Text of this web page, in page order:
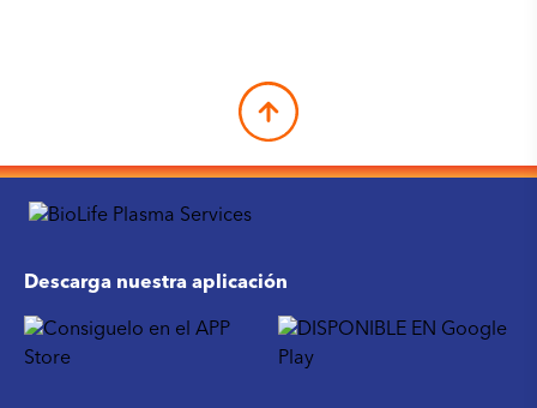
Descarga nuestra aplicación